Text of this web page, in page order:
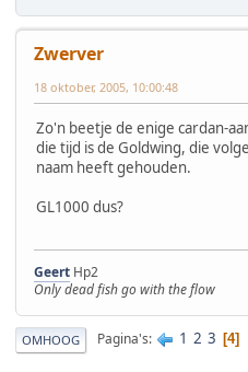
Zwerver
18 oktober, 2005, 10:00:48
Zo'n beetje de enige cardan-
die tijd is de Goldwing, die
naam heeft gehouden.
GL1000 dus?
Geert Hp2
Only dead fish go with the flow
OMHOOG Pagina's 1 2 3 4